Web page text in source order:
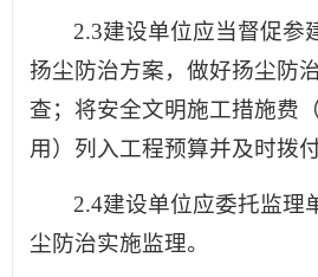
2.3建设单位应当督促参
扬尘防治方案，做好扬尘防
查；将安全文明施工措施费
用）列入工程预算并及时拨付
2.4建设单位应委托监理
尘防治实施监理。